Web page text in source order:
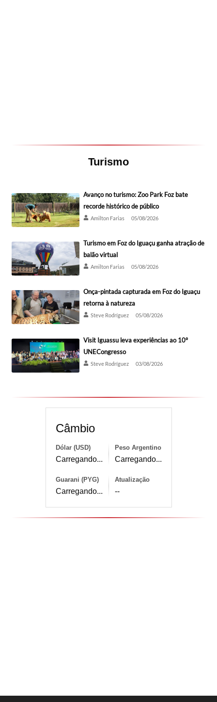
Turismo
Avanço no turismo: Zoo Park Foz bate
recorde histórico de público
Amilton Farias 05/08/2026
Turismo em Foz do Iguaçu ganha atração de
balão virtual
Amilton Farias 05/08/2026
Onça-pintada capturada em Foz do Iguaçu
retorna à natureza
Steve Rodríguez 05/08/2026
Visit Iguassu leva experiências ao 10º
UNECongresso
Steve Rodríguez 03/08/2026
Câmbio
Dólar (USD)
Carregando...
Peso Argentino
Carregando...
Guarani (PYG)
Carregando...
Atualização
--